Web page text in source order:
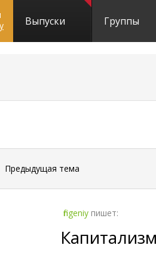
Выпуски Группы
Предыдущая тема
fingeniy пишет: